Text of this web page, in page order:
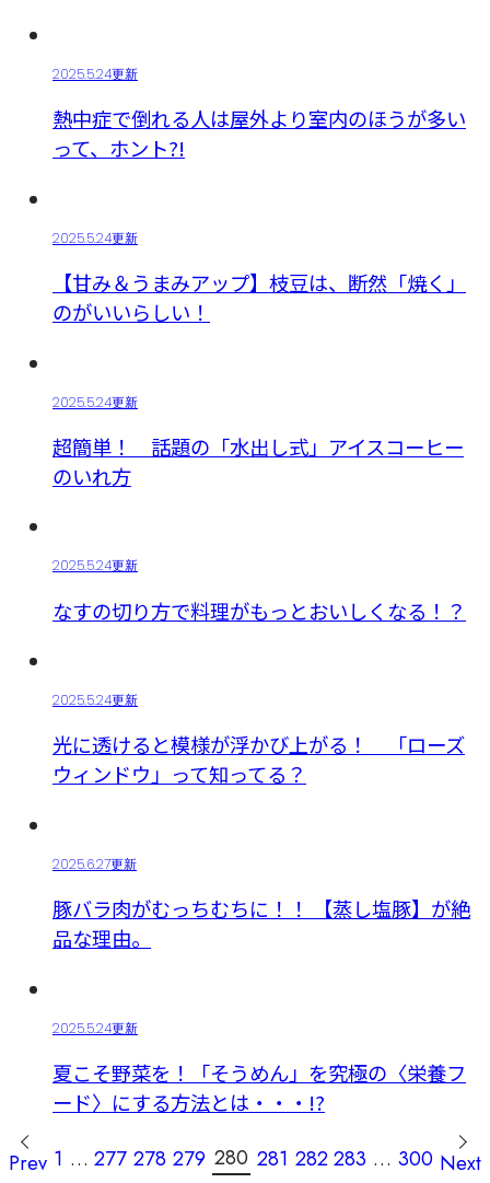
2025.5.24更新
熱中症で倒れる人は屋外より室内のほうが多い
って、ホント?!
2025.5.24更新
【甘み＆うまみアップ】枝豆は、断然「焼く」
のがいいらしい！
2025.5.24更新
超簡単！ 話題の「水出し式」アイスコーヒー
のいれ方
2025.5.24更新
なすの切り方で料理がもっとおいしくなる！？
2025.5.24更新
光に透けると模様が浮かび上がる！ 「ローズ
ウィンドウ」って知ってる？
2025.6.27更新
豚バラ肉がむっちむちに！！ 【蒸し塩豚】が絶
品な理由。
2025.5.24更新
夏こそ野菜を！「そうめん」を究極の〈栄養フ
ード〉にする方法とは・・・!?
投
Prev 1 … 277 278 279 280 281 282 283 … 300 Next